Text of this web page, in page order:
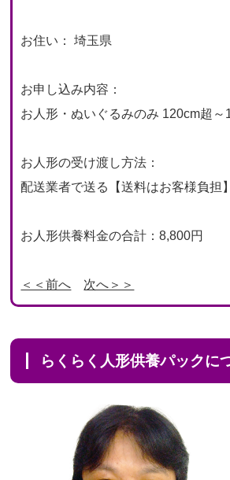
お住い： 埼玉県
お申し込み内容：
お人形・ぬいぐるみのみ 120cm超～
お人形の受け渡し方法：
配送業者で送る【送料はお客様負担】
お人形供養料金の合計：8,800円
＜＜前へ 次へ＞＞
らくらく人形供養パックに